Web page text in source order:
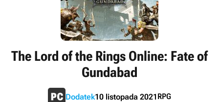
The Lord of the Rings Online: Fate of
Gundabad
Dodatek10 listopada 2021 RPG